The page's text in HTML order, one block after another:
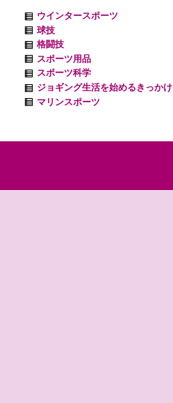
ウインタースポーツ
球技
格闘技
スポーツ用品
スポーツ科学
ジョギング生活を始めるきっかけ
マリンスポーツ